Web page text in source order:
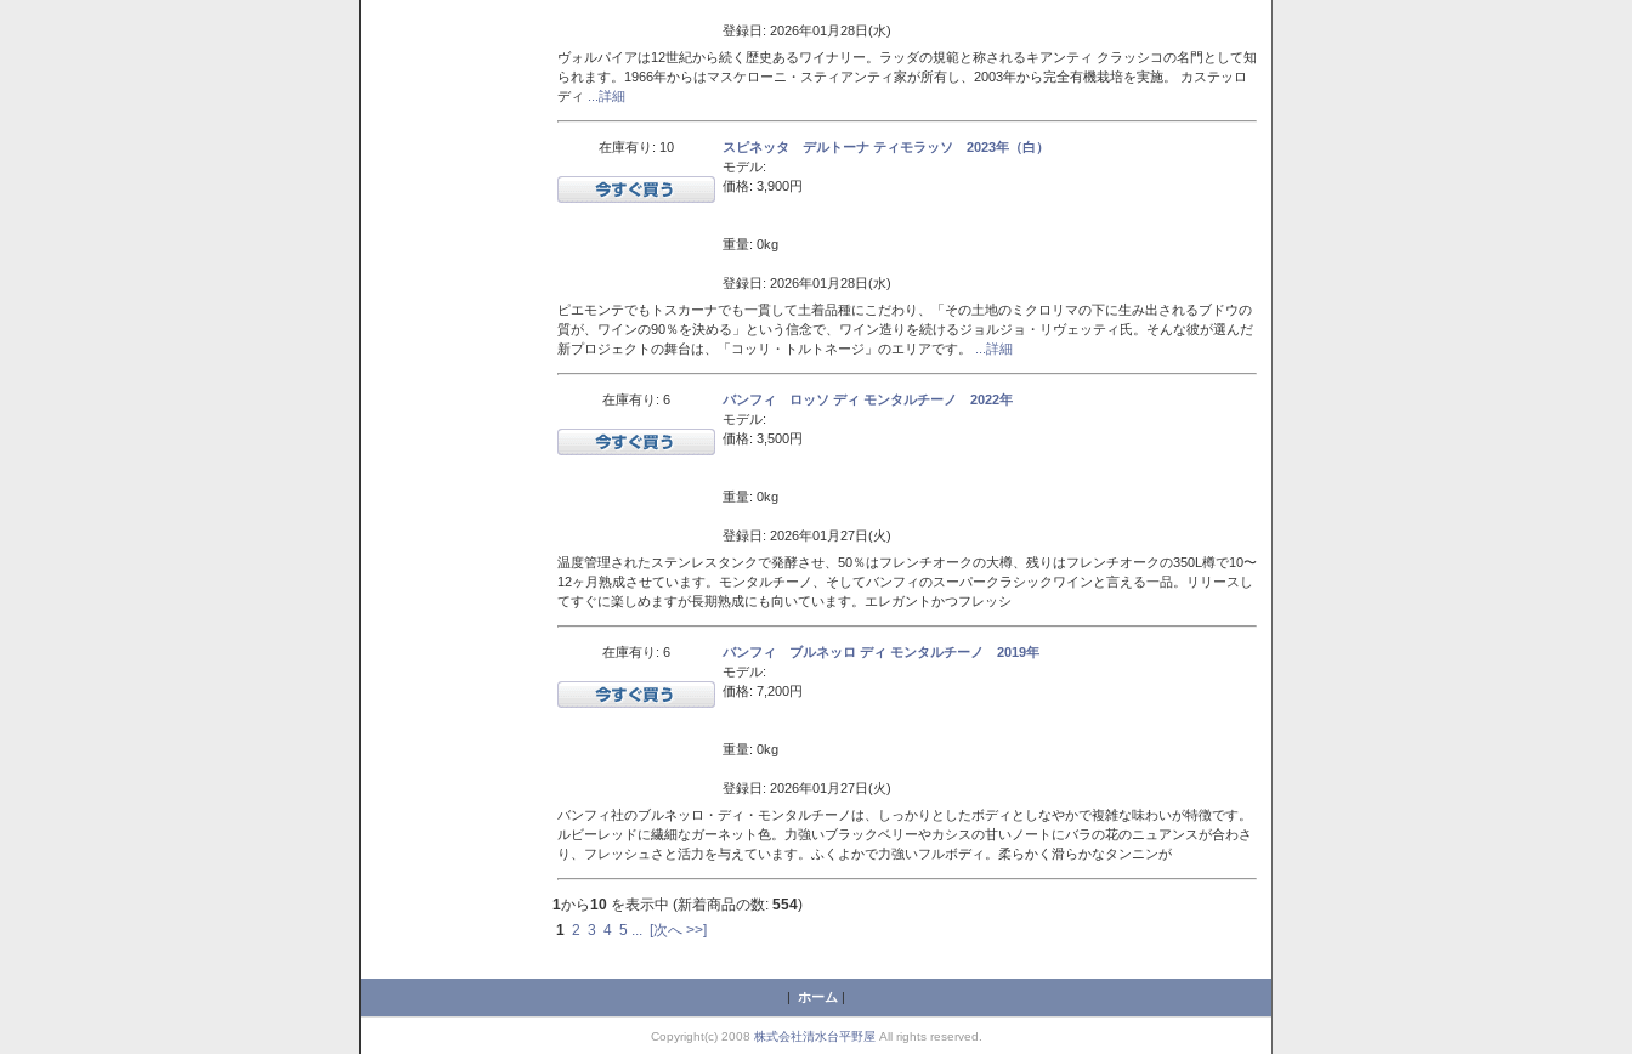
登録日: 2026年01月28日(水)
ヴォルパイアは12世紀から続く歴史あるワイナリー。ラッダの規範と称されるキアンティ クラッシコの名門として知
られます。1966年からはマスケローニ・スティアンティ家が所有し、2003年から完全有機栽培を実施。 カステッロ
ディ
...詳細
在庫有り: 10
スピネッタ デルトーナ ティモラッソ 2023年（白）
モデル:
価格: 3,900円
重量: 0kg
登録日: 2026年01月28日(水)
ピエモンテでもトスカーナでも一貫して土着品種にこだわり、「その土地のミクロリマの下に生み出されるブドウの
質が、ワインの90％を決める」という信念で、ワイン造りを続けるジョルジョ・リヴェッティ氏。そんな彼が選んだ
新プロジェクトの舞台は、「コッリ・トルトネージ」のエリアです。
...詳細
在庫有り: 6
バンフィ ロッソ ディ モンタルチーノ 2022年
モデル:
価格: 3,500円
重量: 0kg
登録日: 2026年01月27日(火)
温度管理されたステンレスタンクで発酵させ、50％はフレンチオークの大樽、残りはフレンチオークの350L樽で10〜
12ヶ月熟成させています。モンタルチーノ、そしてバンフィのスーパークラシックワインと言える一品。リリースし
てすぐに楽しめますが長期熟成にも向いています。エレガントかつフレッシ
在庫有り: 6
バンフィ ブルネッロ ディ モンタルチーノ 2019年
モデル:
価格: 7,200円
重量: 0kg
登録日: 2026年01月27日(火)
バンフィ社のブルネッロ・ディ・モンタルチーノは、しっかりとしたボディとしなやかで複雑な味わいが特徴です。
ルビーレッドに繊細なガーネット色。力強いブラックベリーやカシスの甘いノートにバラの花のニュアンスが合わさ
り、フレッシュさと活力を与えています。ふくよかで力強いフルボディ。柔らかく滑らかなタンニンが
1から10 を表示中 (新着商品の数: 554)
1 2 3 4 5 [次へ >>]
| ホーム |
Copyright(c) 2008 株式会社清水台平野屋 All rights reserved.